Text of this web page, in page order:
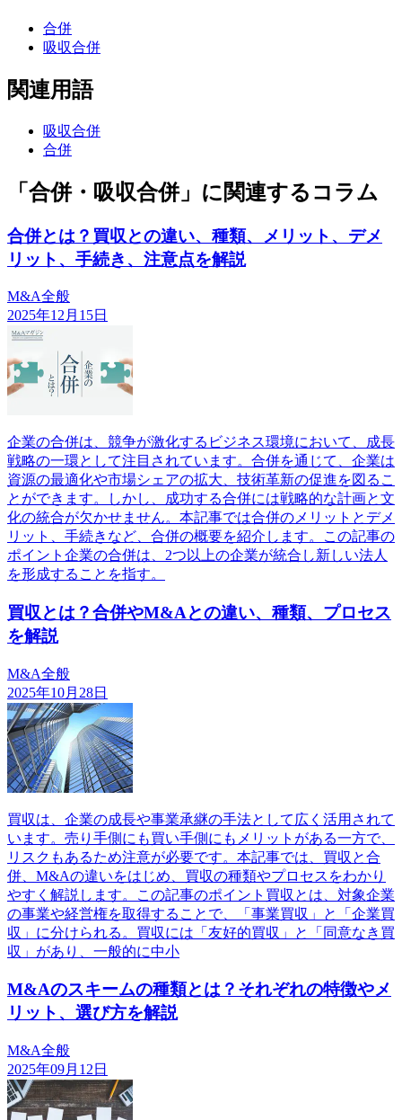
合併
吸収合併
関連用語
吸収合併
合併
「合併・吸収合併」に関連するコラム
合併とは？買収との違い、種類、メリット、デメ
リット、手続き、注意点を解説
M&A全般
2025年12月15日
企業の合併は、競争が激化するビジネス環境において、成長
戦略の一環として注目されています。合併を通じて、企業は
資源の最適化や市場シェアの拡大、技術革新の促進を図るこ
とができます。しかし、成功する合併には戦略的な計画と文
化の統合が欠かせません。本記事では合併のメリットとデメ
リット、手続きなど、合併の概要を紹介します。この記事の
ポイント企業の合併は、2つ以上の企業が統合し新しい法人
を形成することを指す。
買収とは？合併やM&Aとの違い、種類、プロセス
を解説
M&A全般
2025年10月28日
買収は、企業の成長や事業承継の手法として広く活用されて
います。売り手側にも買い手側にもメリットがある一方で、
リスクもあるため注意が必要です。本記事では、買収と合
併、M&Aの違いをはじめ、買収の種類やプロセスをわかり
やすく解説します。この記事のポイント買収とは、対象企業
の事業や経営権を取得することで、「事業買収」と「企業買
収」に分けられる。買収には「友好的買収」と「同意なき買
収」があり、一般的に中小
M&Aのスキームの種類とは？それぞれの特徴やメ
リット、選び方を解説
M&A全般
2025年09月12日